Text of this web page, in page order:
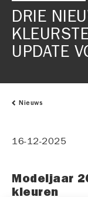
DRIE
UPDATE
Nieuws
16-12-2025
Modeljaar
kleuren